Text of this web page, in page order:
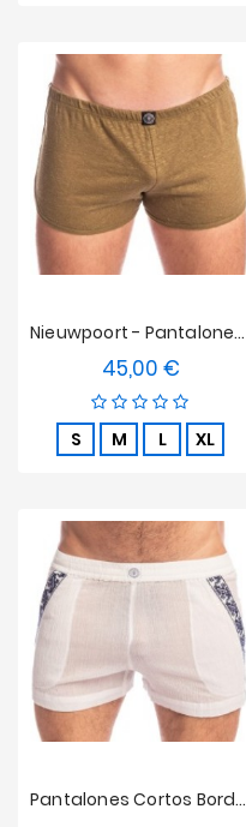
Nieuwpoort - Pantalones Cortos De La Libertad Oliva L'Homme Invisible
45,00 €Precio
S M L XL
Pantalones Cortos Bordados Patmos - L'Homme Invisible